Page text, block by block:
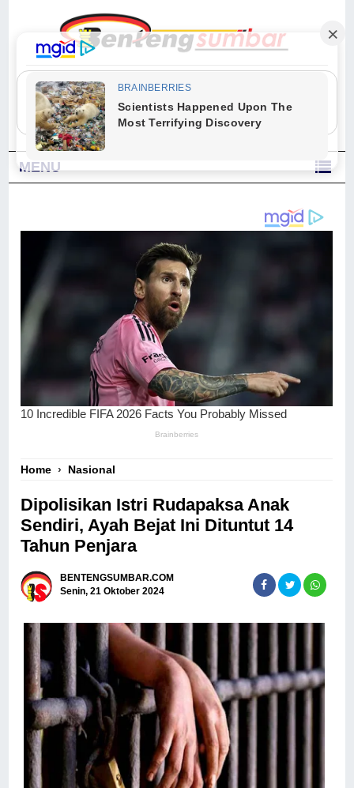
"Sesungguhnya Allah dan para malaikat-Nya berselawat untuk Nabi.
Wahai orang-orang yang beriman, berselawatlah kamu untuk Nabi dan
ucapkanlah salam dengan penuh penghormatan kepadanya." (Qs. Al
Ahzab Ayat 56)
MENU
Home › Nasional
Dipolisikan Istri Rudapaksa Anak
Sendiri, Ayah Bejat Ini Dituntut 14
Tahun Penjara
BENTENGSUMBAR.COM
Senin, 21 Oktober 2024